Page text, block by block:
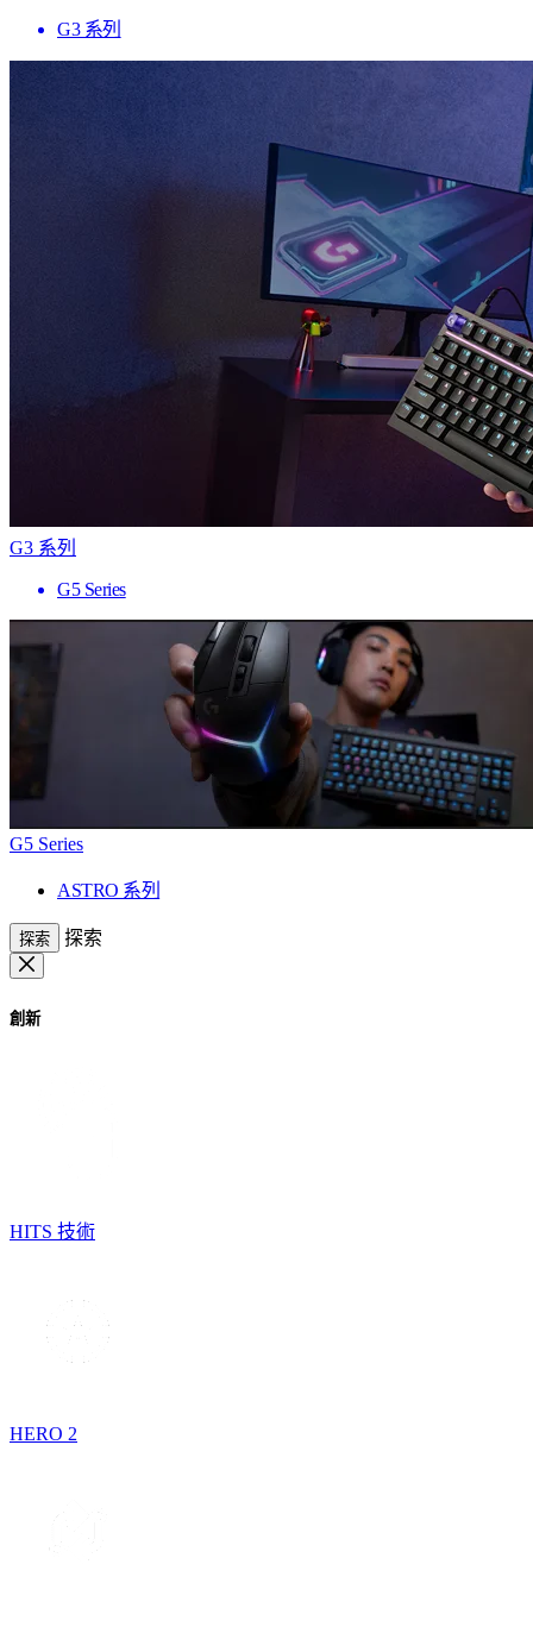
G3 系列
G3 系列
G5 Series
G5 Series
ASTRO 系列
探索 探索
創新
HITS 技術
HERO 2